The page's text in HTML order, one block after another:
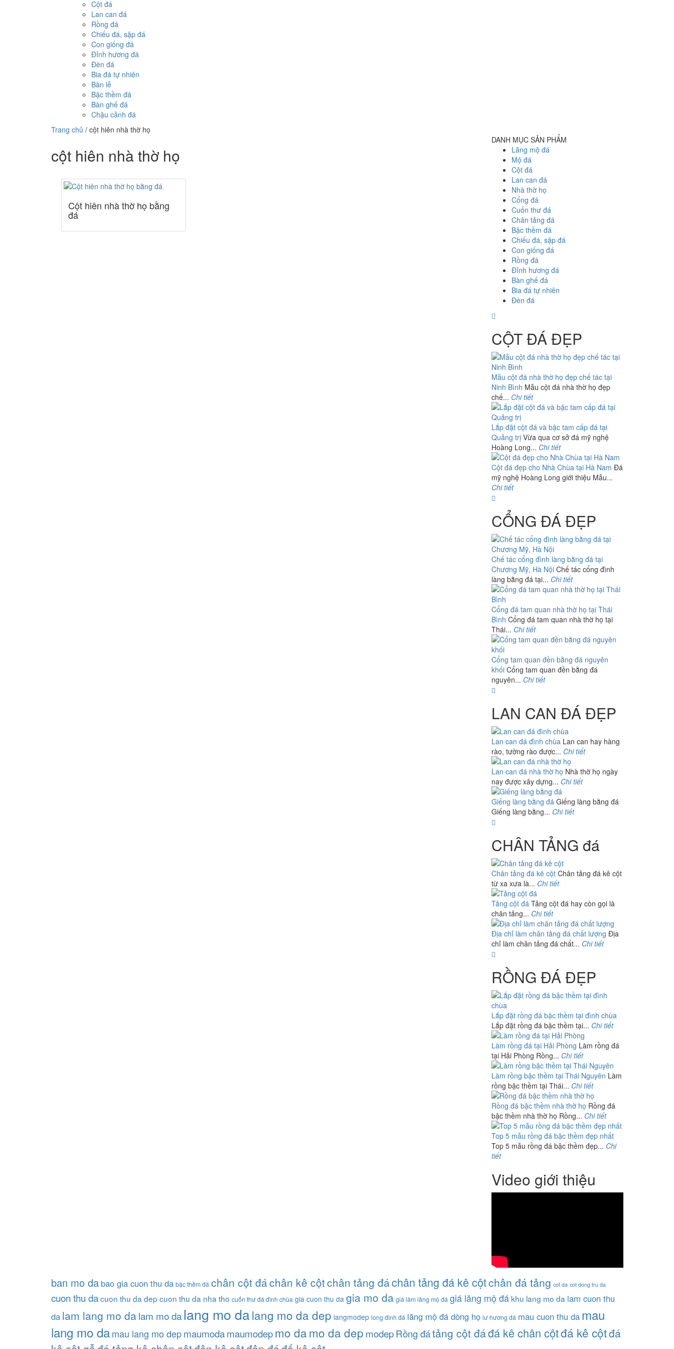
Cột đá
Lan can đá
Rồng đá
Chiếu đá, sập đá
Con giống đá
Đỉnh hương đá
Đèn đá
Bia đá tự nhiên
Bàn lễ
Bậc thềm đá
Bàn ghế đá
Chậu cảnh đá
Trang chủ / cột hiên nhà thờ họ
cột hiên nhà thờ họ
Cột hiên nhà thờ họ bằng
đá
DANH MỤC SẢN PHẨM
Lăng mộ đá
Mộ đá
Cột đá
Lan can đá
Nhà thờ họ
Cổng đá
Cuốn thư đá
Chân tảng đá
Bậc thềm đá
Chiếu đá, sập đá
Con giống đá
Rồng đá
Đỉnh hương đá
Bàn ghế đá
Bia đá tự nhiên
Đèn đá
CỘT ĐÁ ĐẸP
Mẫu cột đá nhà thờ họ đẹp chế tác tại
Ninh Bình Mẫu cột đá nhà thờ họ đẹp
chế... Chi tiết
Lắp đặt cột đá và bậc tam cấp đá tại
Quảng trịVừa qua cơ sở đá mỹ nghệ
Hoàng Long... Chi tiết
Cột đá đẹp cho Nhà Chùa tại Hà Nam Đá
mỹ nghệ Hoàng Long giới thiệu Mẫu...
Chi tiết
CỔNG ĐÁ ĐẸP
Chế tác cổng đình làng bằng đá tại
Chương Mỹ, Hà NộiChế tác cổng đình
làng bằng đá tại... Chi tiết
Cổng đá tam quan nhà thờ họ tại Thái
Bình Cổng đá tam quan nhà thờ họ tại
Thái... Chi tiết
Cổng tam quan đền bằng đá nguyên
khốiCổng tam quan đền bằng đá
nguyên... Chi tiết
LAN CAN ĐÁ ĐẸP
Lan can đá đình chùaLan can hay hàng
rào, tường rào được... Chi tiết
Lan can đá nhà thờ họ Nhà thờ họ ngày
nay được xây dựng... Chi tiết
Giếng làng bằng đáGiếng làng bằng đá
Giếng làng bằng... Chi tiết
CHÂN TẢNG đá
Chân tảng đá kê cộtChân tảng đá kê cột
từ xa xưa là... Chi tiết
Tảng cột đáTảng cột đá hay còn gọi là
chân tảng... Chi tiết
Địa chỉ làm chân tảng đá chất lượng Địa
chỉ làm chân tảng đá chất... Chi tiết
RỒNG ĐÁ ĐẸP
Lắp đặt rồng đá bậc thềm tại đình chùa
Lắp đặt rồng đá bậc thềm tại... Chi tiết
Làm rồng đá tại Hải Phòng Làm rồng đá
tại Hải Phòng Rồng... Chi tiết
Làm rồng bậc thềm tại Thái Nguyên Làm
rồng bậc thềm tại Thái... Chi tiết
Rồng đá bậc thềm nhà thờ họ Rồng đá
bậc thềm nhà thờ họ Rồng... Chi tiết
Top 5 mẫu rồng đá bậc thềm đẹp nhất
Top 5 mẫu rồng đá bậc thềm đẹp... Chi
tiết
Video giới thiệu
ban mo da bao gia cuon thu da bậc thềm đá chân cột đáchân kê cộtchân tảng đáchân tảng đá kê cộtchân đá tảng cot da cot dong tru da
cuon thu dacuon thu da dep cuon thu da nha tho cuốn thư đá đình chùa gia cuon thu da gia mo da giá làm lăng mộ đá giá lăng mộ đá khu lang mo da lam cuon thu
da lam lang mo dalam mo dalang mo dalang mo da dep langmodep long đình đá lăng mộ đá dòng họ lư hương đá mau cuon thu da mau
lang mo damau lang mo depmaumodamaumodepmo damo da dep modepRồng đátảng cột đáđá kê chân cộtđá kê cộtđá